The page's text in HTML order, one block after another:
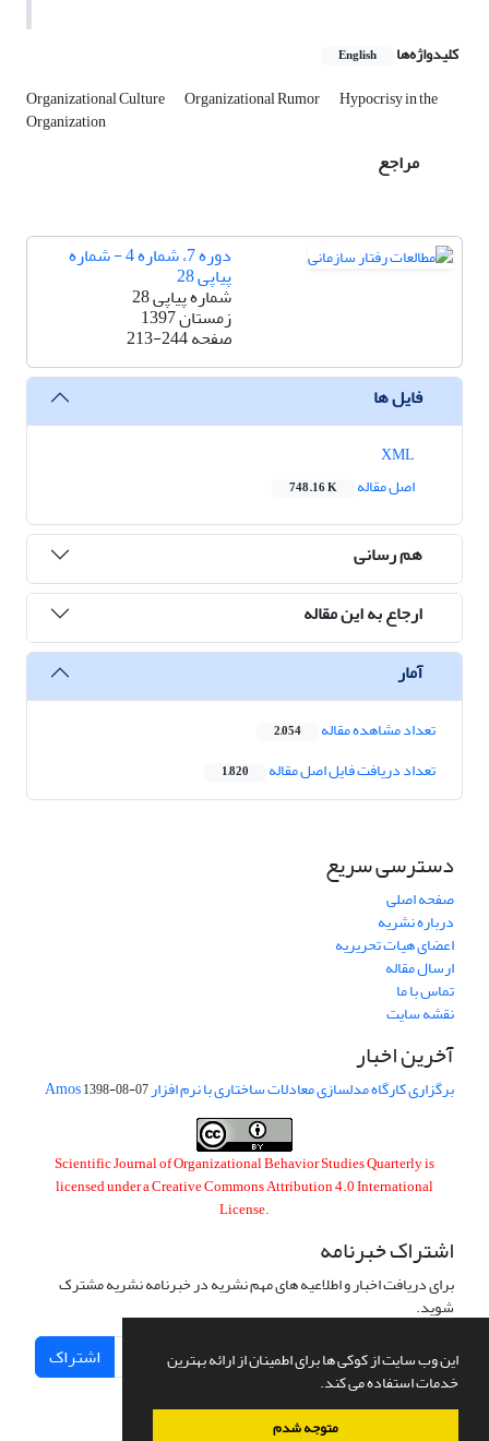
این وب سایت از کوکی ها برای اطمینان از ارائه بهترین
خدمات استفاده می کند.
متوجه شدم
کلیدواژه‌ها English
Organizational Culture Organizational Rumor Hypocrisy in the
Organization
مراجع
دوره 7، شماره 4 - شماره
پیاپی 28
شماره پیاپی 28
زمستان 1397
صفحه213-244
فایل ها
اصل مقاله
748.16 K
هم رسانی
ارجاع به این مقاله
آمار
تعداد مشاهده مقاله 2,054
تعداد دریافت فایل اصل مقاله 1,820
دسترسی سریع
صفحه اصلی
درباره نشریه
اعضای هیات تحریریه
ارسال مقاله
تماس با ما
نقشه سایت
آخرین اخبار
برگزاری کارگاه مدلسازی معادلات ساختاری با نرم افزار Amos1398-08-07
Scientific Journal of Organizational Behavior Studies Quarterly is
licensed under aCreative Commons Attribution 4.0 International
License.
اشتراک خبرنامه
برای دریافت اخبار و اطلاعیه های مهم نشریه در خبرنامه نشریه مشترک
شوید.
اشتراک